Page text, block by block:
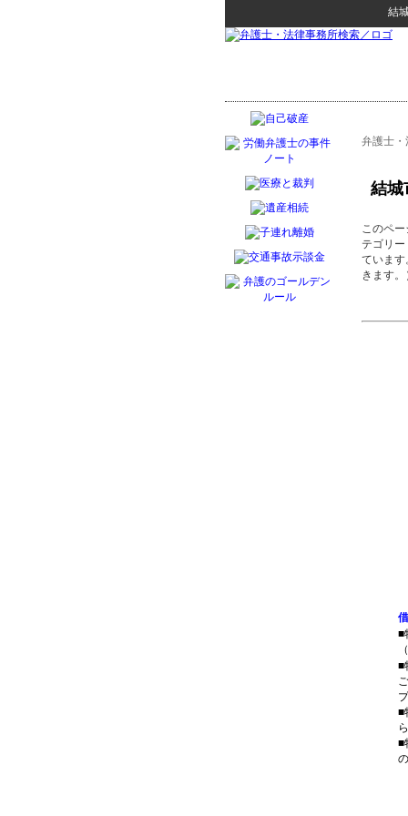
結
弁護士・
結城
このペ
テゴリー
ていま
きます。
■
■
■
■